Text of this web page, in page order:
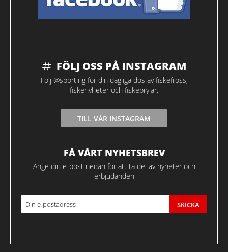
FÖLJ OSS PÅ INSTAGRAM
Följ @sporting för din dagliga dos av fiskefross,
fiskenyheter och fiskeprylar.
TILL VÅR INSTAGRAM
FÅ VÅRT NYHETSBREV
Ange din e-post nedan för att ta del av nyheter och
erbjudanden
SKICKA